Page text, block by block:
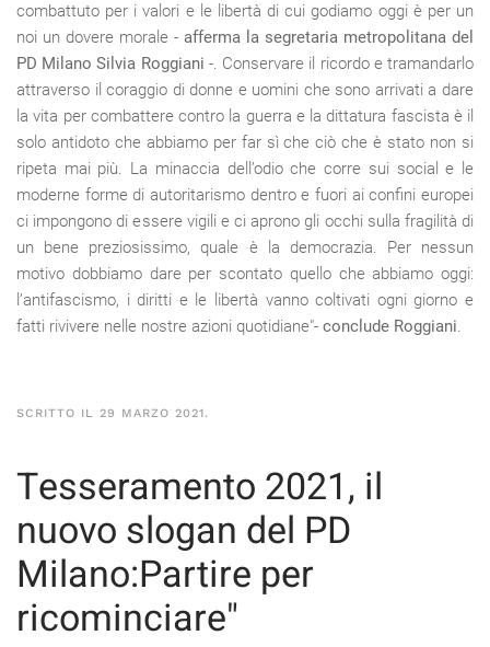
combattuto per i valori e le libertà di cui godiamo oggi è per un
noi un dovere morale - afferma la segretaria metropolitana del
PD Milano Silvia Roggiani -. Conservare il ricordo e tramandarlo
attraverso il coraggio di donne e uomini che sono arrivati a dare
la vita per combattere contro la guerra e la dittatura fascista è il
solo antidoto che abbiamo per far sì che ciò che è stato non si
ripeta mai più. La minaccia dell’odio che corre sui social e le
moderne forme di autoritarismo dentro e fuori ai confini europei
ci impongono di essere vigili e ci aprono gli occhi sulla fragilità di
un bene preziosissimo, quale è la democrazia. Per nessun
motivo dobbiamo dare per scontato quello che abbiamo oggi:
l’antifascismo, i diritti e le libertà vanno coltivati ogni giorno e
fatti rivivere nelle nostre azioni quotidiane"- conclude Roggiani.
SCRITTO IL 29 MARZO 2021.
Tesseramento 2021, il
nuovo slogan del PD
Milano:Partire per
ricominciare"